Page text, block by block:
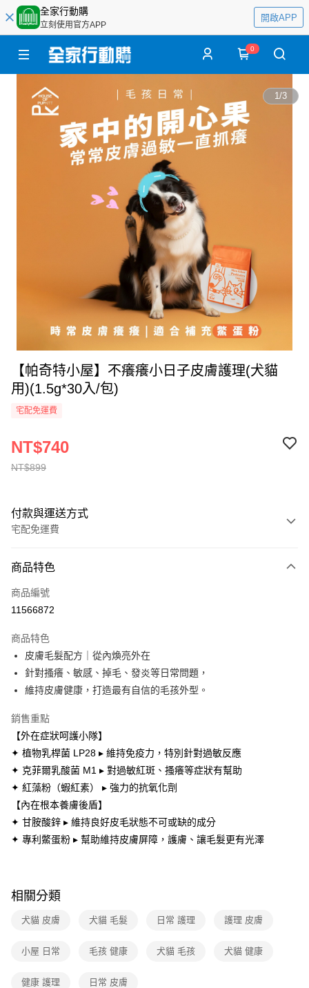
全家行動購
立刻使用官方APP
開啟APP
0
1/3
【帕奇特小屋】不癢癢小日子皮膚護理(犬貓
用)(1.5g*30入/包)
宅配免運費
NT$899
NT$740
付款與運送方式
宅配免運費
全家線上支付
運送方式
本島宅配-活動商品
免運費
離島宅配-常溫商品
免運費
商品特色
商品編號
11566872
商品特色
皮膚毛髮配方｜從內煥亮外在
針對搔癢、敏感、掉毛、發炎等日常問題，
維持皮膚健康，打造最有自信的毛孩外型。
銷售重點
【外在症狀呵護小隊】
✦ 植物乳桿菌 LP28 ▸ 維持免疫力，特別針對過敏反應
✦ 克菲爾乳酸菌 M1 ▸ 對過敏紅斑、搔癢等症狀有幫助
✦ 紅藻粉（蝦紅素） ▸ 強力的抗氧化劑
【內在根本養膚後盾】
✦ 甘胺酸鋅 ▸ 維持良好皮毛狀態不可或缺的成分
✦ 專利鱉蛋粉 ▸ 幫助維持皮膚屏障，護膚、讓毛髮更有光澤
相關分類
犬貓 皮膚 犬貓 毛髮 日常 護理 護理 皮膚
小屋 日常 毛孩 健康 犬貓 毛孩 犬貓 健康
健康 護理 日常 皮膚